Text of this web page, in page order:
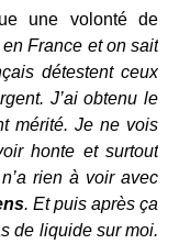
une volonté de
France et on sait
détestent ceux
J’ai obtenu le
mérité. Je ne vois
honte et surtout
rien à voir avec
. Et puis après ça
de liquide sur moi.